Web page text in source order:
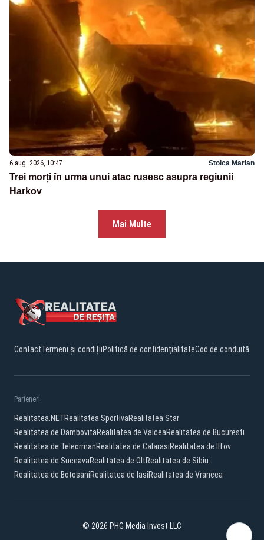
6 aug. 2026, 10:47 Stoica Marian
Trei morți în urma unui atac rusesc asupra regiunii
Harkov
Mai Multe
ContactTermeni și condițiiPolitică de confidențialitateCod de conduită
Parteneri:
Realitatea.NETRealitatea SportivaRealitatea Star
Realitatea de DambovitaRealitatea de ValceaRealitatea de Bucuresti
Realitatea de TeleormanRealitatea de CalarasiRealitatea de Ilfov
Realitatea de SuceavaRealitatea de OltRealitatea de Sibiu
Realitatea de BotosaniRealitatea de IasiRealitatea de Vrancea
© 2026 PHG Media Invest LLC